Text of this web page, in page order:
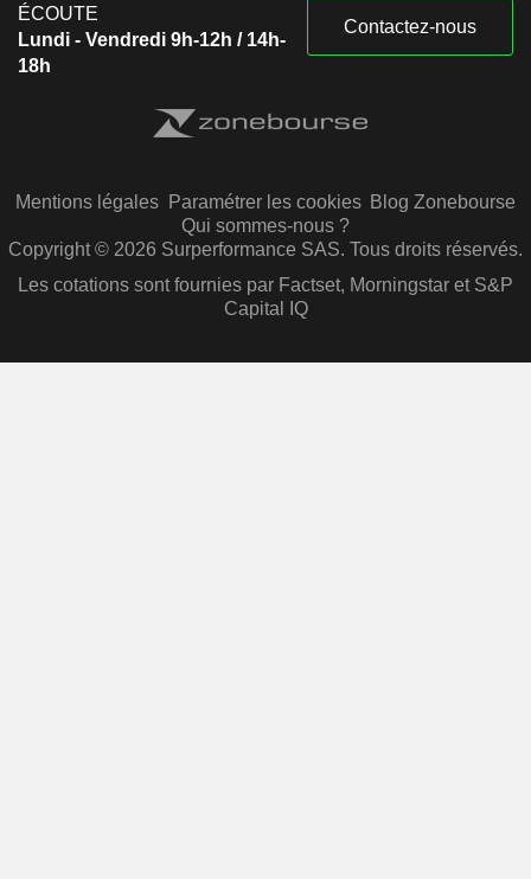
ÉCOUTE
Lundi - Vendredi 9h-12h / 14h-
18h
Contactez-nous
Mentions légales Paramétrer les cookies Blog Zonebourse
Qui sommes-nous ?
Copyright © 2026 Surperformance SAS. Tous droits réservés.
Les cotations sont fournies par Factset, Morningstar et S&P
Capital IQ